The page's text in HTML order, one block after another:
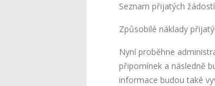
Seznam přijatých
Způsobilé náklady
Nyní proběhne
připomínek a následně
informace budou také